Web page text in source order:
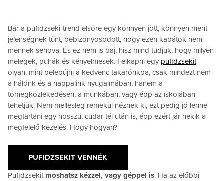
Bár a pufidzseki-trend elsőre egy könnyen jött, könnyen ment
jelenségnek tűnt, bebizonyosodott, hogy ezen kabátok nem
mennek sehova. És ez nem is baj, hisz mind tudjuk, hogy milyen
melegek, puhák és kényelmesek. Felkapni egy pufidzsekit
olyan, mint belebújni a kedvenc takarónkba, csak mindezt nem
a hálónk és a nappalink nyugalmában, hanem a
tömegközlekedésen, a munkában, vagy épp az iskolában
tehetjük. Nem mellesleg remekül néznek ki, ezt pedig jó lenne
megtartani egy hosszú, cudar tél után is, épp ezért jár nekik a
megfelelő kezelés. Hogy hogyan?
PUFIDZSEKIT VENNÉK
Pufidzsekit moshatsz kézzel, vagy géppel is. Ha az előbbi